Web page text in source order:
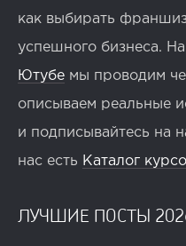
как выбирать
успешного бизнеса. На
Ютубе мы проводим
описываем реальные
и подписывайтесь на
нас есть Каталог
ЛУЧШИЕ ПОСТЫ